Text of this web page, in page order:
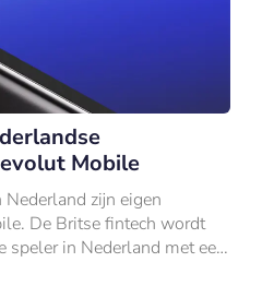
Mobile
zijn eigen
De Britse fintech wordt
speler in Nederland met een